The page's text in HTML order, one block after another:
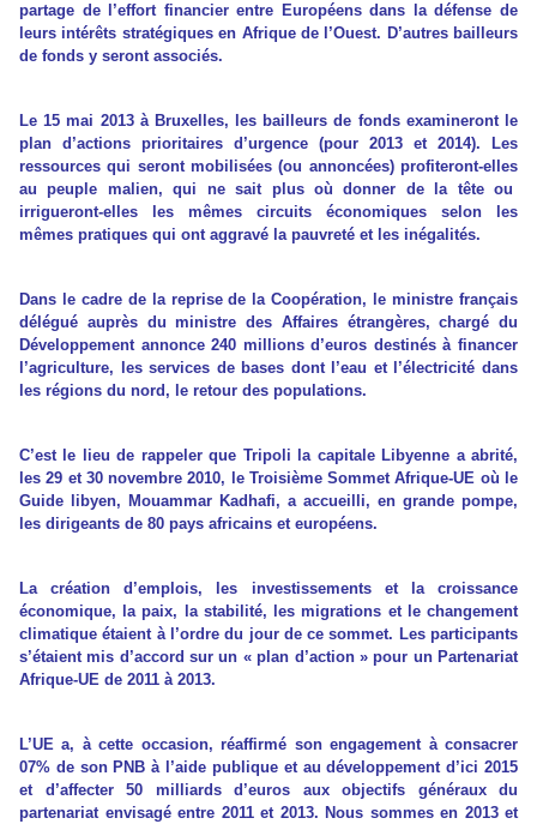
partage de l’effort financier entre Européens dans la défense de
leurs intérêts stratégiques en Afrique de l’Ouest. D’autres bailleurs
de fonds y seront associés.
Le 15 mai 2013 à Bruxelles, les bailleurs de fonds examineront le
plan d’actions prioritaires d’urgence (pour 2013 et 2014). Les
ressources qui seront mobilisées (ou annoncées) profiteront-elles
au peuple malien, qui ne sait plus où donner de la tête ou
irrigueront-elles les mêmes circuits économiques selon les
mêmes pratiques qui ont aggravé la pauvreté et les inégalités.
Dans le cadre de la reprise de la Coopération, le ministre français
délégué auprès du ministre des Affaires étrangères, chargé du
Développement annonce 240 millions d’euros destinés à financer
l’agriculture, les services de bases dont l’eau et l’électricité dans
les régions du nord, le retour des populations.
C’est le lieu de rappeler que Tripoli la capitale Libyenne a abrité,
les 29 et 30 novembre 2010, le Troisième Sommet Afrique-UE où le
Guide libyen, Mouammar Kadhafi, a accueilli, en grande pompe,
les dirigeants de 80 pays africains et européens.
La création d’emplois, les investissements et la croissance
économique, la paix, la stabilité, les migrations et le changement
climatique étaient à l’ordre du jour de ce sommet. Les participants
s’étaient mis d’accord sur un « plan d’action » pour un Partenariat
Afrique-UE de 2011 à 2013.
L’UE a, à cette occasion, réaffirmé son engagement à consacrer
07% de son PNB à l’aide publique et au développement d’ici 2015
et d’affecter 50 milliards d’euros aux objectifs généraux du
partenariat envisagé entre 2011 et 2013. Nous sommes en 2013 et